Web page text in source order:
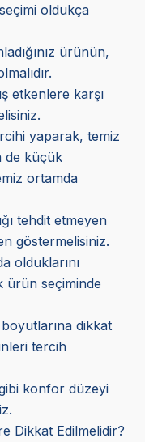
oldukça
ürünün,
etkenlere karşı
yaparak, temiz
de küçük
ortamda
tehdit etmeyen
göstermelisiniz.
olduklarını
ürün seçiminde
dikkat
tercih
gibi konfor düzeyi
Dikkat Edilmelidir?